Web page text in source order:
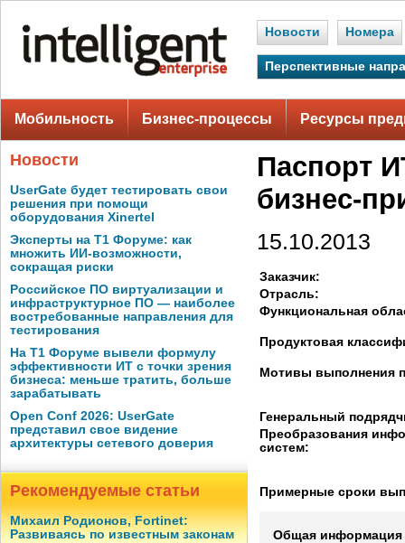
Новости Номера
Перспективные
Мобильность Бизнес-процессы Ресурсы
Новости
UserGate будет тестировать свои
решения при помощи
оборудования Xinertel
Эксперты на Т1 Форуме: как
множить ИИ-возможности,
сокращая риски
Российское ПО виртуализации и
инфраструктурное ПО — наиболее
востребованные направления для
тестирования
На Т1 Форуме вывели формулу
эффективности ИТ с точки зрения
бизнеса: меньше тратить, больше
зарабатывать
Open Conf 2026: UserGate
представил свое видение
архитектуры сетевого доверия
Рекомендуемые статьи
Михаил Родионов, Fortinet:
Развиваясь по известным законам
Паспорт
бизнес-
15.10.2013
Заказчик:
Отрасль:
Функциональная
Продуктовая
Мотивы выполнения
Генеральный
Преобразования
систем:
Примерные сроки
Общая информация